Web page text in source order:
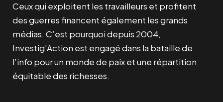
Ceux qui exploitent les travailleurs et profitent
des guerres financent également les grands
médias. C’est pourquoi depuis 2004,
Investig’Action est engagé dans la bataille de
l’info pour un monde de paix et une répartition
équitable des richesses.